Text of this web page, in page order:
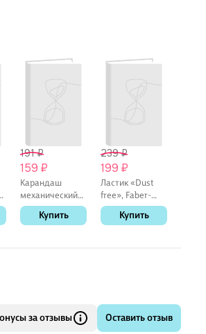
подходит для письма ручкой
для продуктивных дней.
191 ₽
159 ₽
Карандаш
механический
«Megapolis
Concept», Erich
Купить
239 ₽
199 ₽
Ластик «Dust
free», Faber-
Castell
Купить
за отзывы Оставить отзыв